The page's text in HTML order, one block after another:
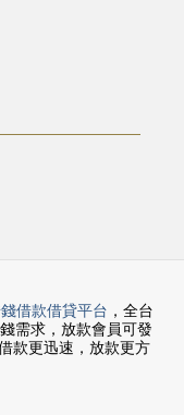
借款借貸平台 ，全台
需求，放款會員可發
款更迅速，放款更方